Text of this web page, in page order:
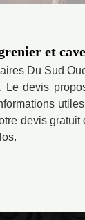
et
Du Sud
Le devis
devis